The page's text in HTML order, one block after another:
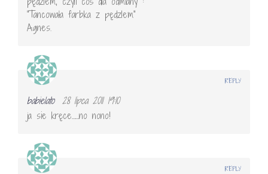
"Tancowała farbka z pędzlem"
Agnes.
babielato 28 lipca 2011 19:10
ja sie kręce……no nono!
REPLY
REPLY